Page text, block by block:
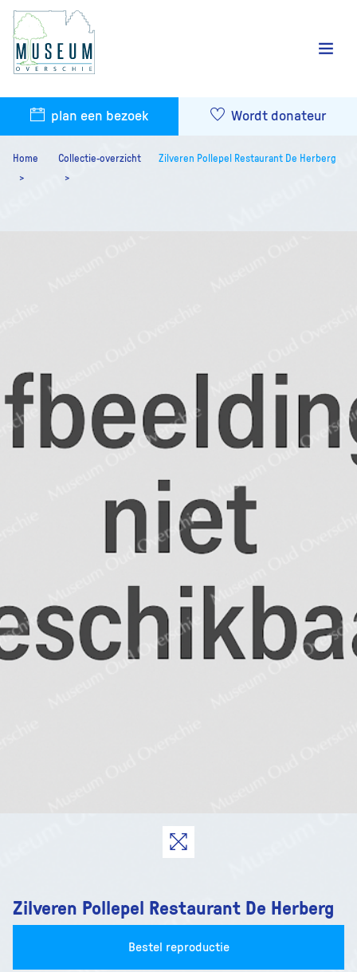
plan een bezoek Wordt donateur
Home Collectie-overzicht Zilveren Pollepel Restaurant De Herberg
Zilveren Pollepel Restaurant De Herberg
Bestel reproductie